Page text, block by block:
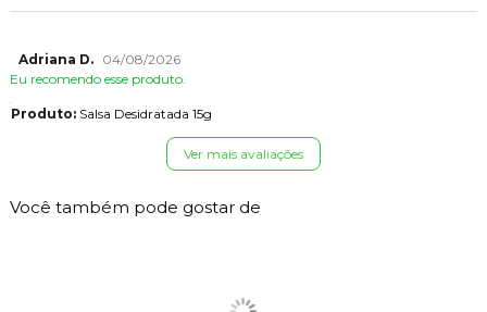
Adriana D.
04/08/2026
Eu recomendo esse produto.
Produto:Salsa Desidratada 15g
Ver mais avaliações
Você também pode gostar de